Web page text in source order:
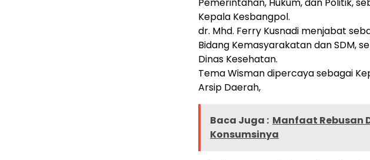
Pemerintahan, Hukum, dan Politik,
Kepala Kesbangpol.
dr. Mhd. Ferry Kusnadi menjabat
Bidang Kemasyarakatan dan SDM,
Dinas Kesehatan.
Tema Wisman dipercaya sebagai
Arsip Daerah,
Baca Juga : Manfaat Rebusan
Konsumsinya